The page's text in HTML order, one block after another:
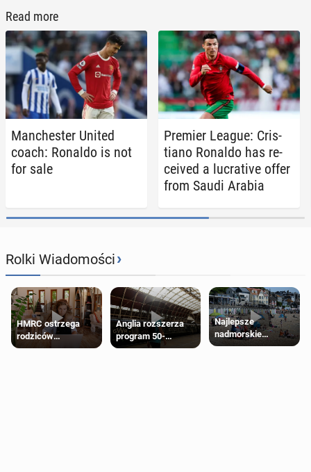
Read more
Man­ches­ter United
coach: Ronaldo is not
for sale
Premier League: Cris­
tiano Ronaldo has re­
ceived a lu­cra­tive offer
from Saudi Arabia
Rolki Wiadomości›
HMRC ostrzega
rodziców
pobierających Child
Anglia rozszerza
program 50-
procentowych
Najlepsze
nadmorskie
miasteczko blisko